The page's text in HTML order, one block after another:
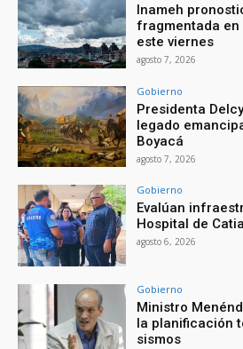
Inameh
fragmentada
este viernes
agosto 7, 2026
Gobierno
Presidenta
legado
Boyacá
agosto 7, 2026
Gobierno
Evalúan
Hospital de
agosto 6, 2026
Gobierno
Ministro
la planificación
sismos